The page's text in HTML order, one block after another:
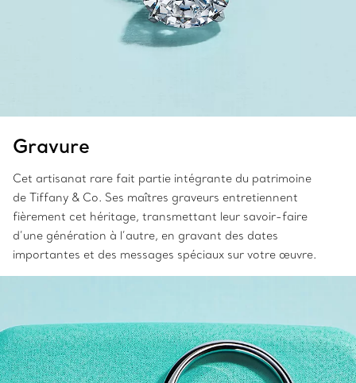
Gravure
Cet artisanat rare fait partie intégrante du patrimoine
de Tiffany & Co. Ses maîtres graveurs entretiennent
fièrement cet héritage, transmettant leur savoir-faire
d’une génération à l’autre, en gravant des dates
importantes et des messages spéciaux sur votre œuvre.